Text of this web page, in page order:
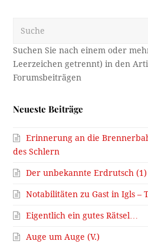
Neueste Beiträge
Erinnerung an die
des Schlern
Der unbekannte Erdrutsch (1)
Notabilitäten zu Gast in Igls –
Eigentlich ein gutes Rätsel…
Auge um Auge (V.)